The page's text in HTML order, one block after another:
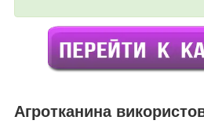
Агротканина